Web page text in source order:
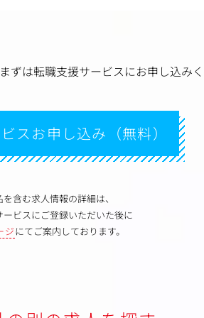
まずは転職支援サービスにお申し込み
スお申し込み（無料）
含む求人情報の詳細は、
ービスにご登録いただいた後に
ジにてご案内しております。